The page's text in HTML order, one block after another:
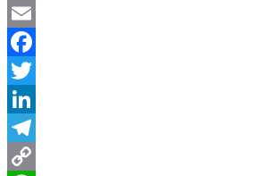
Email
Facebook
Twitter
LinkedIn
Telegram